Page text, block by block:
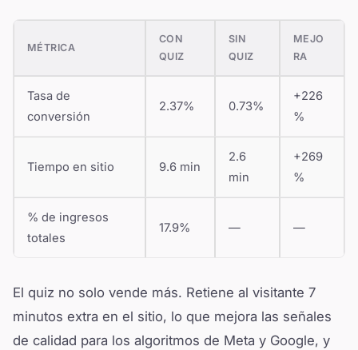
MÉTRICA
CON
QUIZ
SIN
QUIZ
MEJO
RA
Tasa de
conversión
2.37% 0.73%
+226
%
Tiempo en sitio 9.6 min
2.6
min
+269
%
% de ingresos
totales
17.9% — —
El quiz no solo vende más. Retiene al visitante 7
minutos extra en el sitio, lo que mejora las señales
de calidad para los algoritmos de Meta y Google, y